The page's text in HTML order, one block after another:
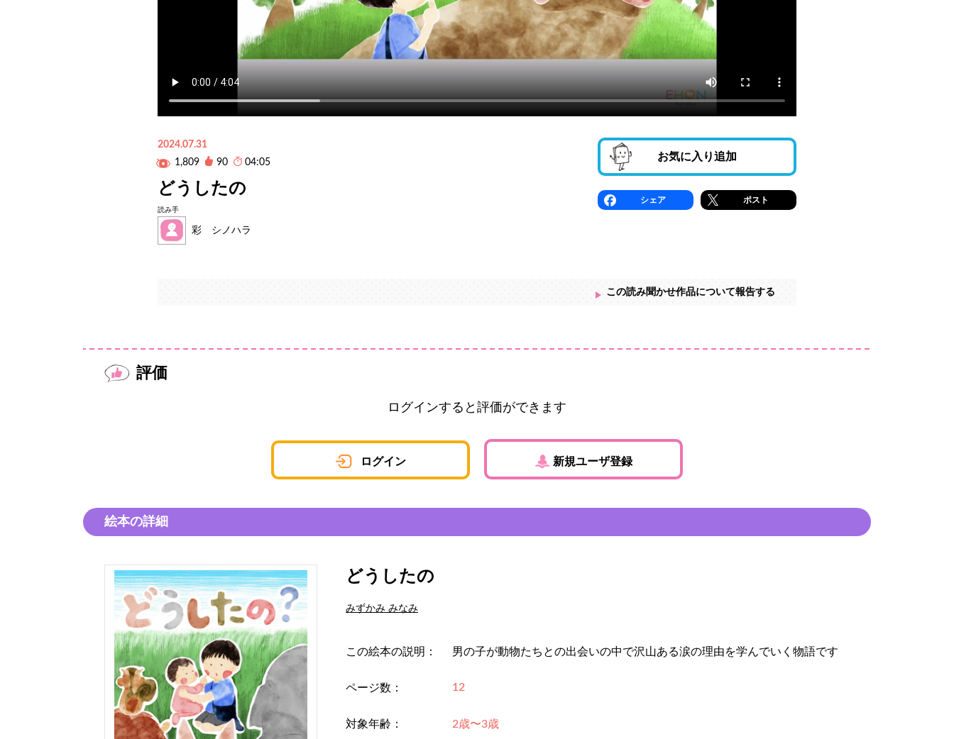
2024.07.31
1,809
90 04:05
どうしたの
読み手
彩 シノハラ
お気に入り追加
シェア ポスト
この読み聞かせ作品について報告する
評価
ログインすると評価ができます
ログイン 新規ユーザ登録
絵本の詳細
どうしたの
みずかみ みなみ
この絵本の説明： 男の子が動物たちとの出会いの中で沢山ある涙の理由を学んでいく物語です
ページ数： 12
対象年齢： 2歳〜3歳